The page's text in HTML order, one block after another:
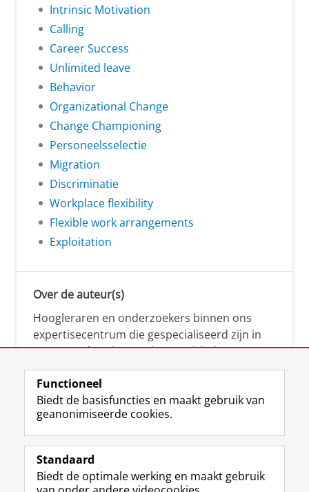
Intrinsic Motivation
Calling
Career Success
Unlimited leave
Behavior
Organizational Change
Change Championing
Personeelsselectie
Migration
Discriminatie
Workplace flexibility
Flexible work arrangements
Exploitation
Over de auteur(s)
Hoogleraren en onderzoekers binnen ons
expertisecentrum die gespecialiseerd zijn in
samenwerken, innovatie, creativiteit,
diversiteit, leiderschap en ethisch gedrag.
Over deze blog
Via deze blog vertalen onze experts hun
(actuele) wetenschappelijke kennis naar
Functioneel
Biedt de basisfuncties en maakt gebruik van
geanonimiseerde cookies.
Standaard
Biedt de optimale werking en maakt gebruik